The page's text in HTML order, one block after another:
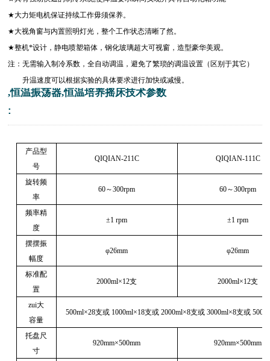
★大力矩电机保证持续工作毋须保养。
★大视角窗与内置照明灯光，整个工作状态清晰了然。
★整机*设计，静电喷塑箱体，钢化玻璃超大可视窗，造型豪华美观。
注：无需输入制冷系数，全自动调温，避免了繁琐的调温设置（区别于其它）
升温速度可以根据实验的具体要求进行加快或减慢。
,恒温振荡器,恒温培养摇床技术参数
:
产品型
号
QIQIAN-211C QIQIAN-111C
旋转频
率
60～300rpm 60～300rpm
频率精
度
±1 rpm ±1 rpm
摆摆振
幅度
φ26mm φ26mm
标准配
置
2000ml×12支 2000ml×12支
zui大
容量
500ml×28支或1000ml×18支或2000ml×8支或3000ml×8支或
托盘尺
寸
920mm×500mm 920mm×500mm